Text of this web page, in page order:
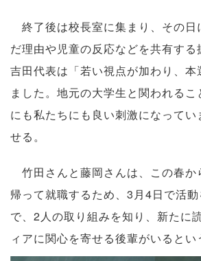
終了後は校長室に集まり、その日
だ理由や児童の反応などを共有する
吉田代表は「若い視点が加わり、本
ました。地元の大学生と関われるこ
にも私たちにも良い刺激になってい
せる。
竹田さんと藤岡さんは、この春か
帰って就職するため、3月4日で活
で、2人の取り組みを知り、新たに
ィアに関心を寄せる後輩がいるとい